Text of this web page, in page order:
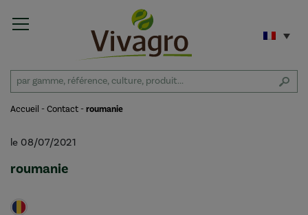
Accueil -Contact -roumanie
le 08/07/2021
roumanie